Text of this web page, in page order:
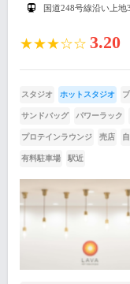
国道248号線沿い上
★★★☆☆ 3.20
スタジオ ホットスタジオ
サンドバッグ パワーラック
プロテインラウンジ 売店
有料駐車場 駅近